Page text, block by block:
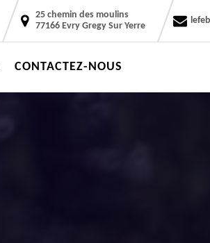
25 chemin des moulins
77166 Evry Gregy Sur Yerre
CONTACTEZ-NOUS